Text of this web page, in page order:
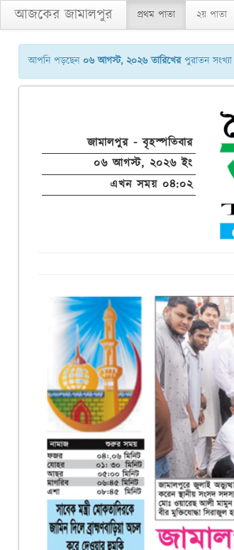
আজকের জামালপুর প্রথম পাতা ২য় পাতা
আপনি পড়ছেন০৬ আগস্ট, ২০২৬ তারিখেরপুরাতন
জামালপুর - বৃহস্পতিবার
০৬ আগস্ট, ২০২৬ ইং
এখন সময় ০৪:০২